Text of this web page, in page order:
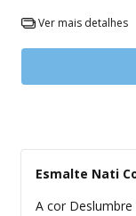
Ver mais detalhes
Esmalte Nati
A cor